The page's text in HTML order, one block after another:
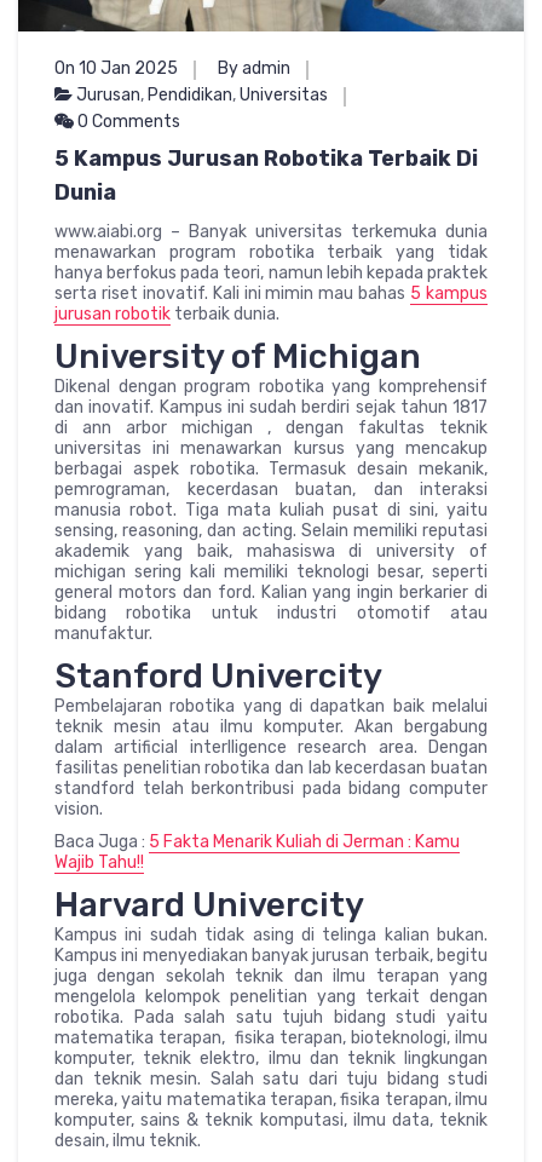
On 10 Jan 2025
By admin
Jurusan, Pendidikan,Universitas
0 Comments
5 Kampus Jurusan Robotika Terbaik Di
Dunia
www.aiabi.org – Banyak universitas terkemuka dunia
menawarkan program robotika terbaik yang tidak
hanya berfokus pada teori, namun lebih kepada praktek
serta riset inovatif. Kali ini mimin mau bahas 5 kampus
jurusan robotik terbaik dunia.
University of Michigan
Dikenal dengan program robotika yang komprehensif
dan inovatif. Kampus ini sudah berdiri sejak tahun 1817
di ann arbor michigan , dengan fakultas teknik
universitas ini menawarkan kursus yang mencakup
berbagai aspek robotika. Termasuk desain mekanik,
pemrograman, kecerdasan buatan, dan interaksi
manusia robot. Tiga mata kuliah pusat di sini, yaitu
sensing, reasoning, dan acting. Selain memiliki reputasi
akademik yang baik, mahasiswa di university of
michigan sering kali memiliki teknologi besar, seperti
general motors dan ford. Kalian yang ingin berkarier di
bidang robotika untuk industri otomotif atau
manufaktur.
Stanford Univercity
Pembelajaran robotika yang di dapatkan baik melalui
teknik mesin atau ilmu komputer. Akan bergabung
dalam artificial interlligence research area. Dengan
fasilitas penelitian robotika dan lab kecerdasan buatan
standford telah berkontribusi pada bidang computer
vision.
Baca Juga : 5 Fakta Menarik Kuliah di Jerman : Kamu
Wajib Tahu!!
Harvard Univercity
Kampus ini sudah tidak asing di telinga kalian bukan.
Kampus ini menyediakan banyak jurusan terbaik, begitu
juga dengan sekolah teknik dan ilmu terapan yang
mengelola kelompok penelitian yang terkait dengan
robotika. Pada salah satu tujuh bidang studi yaitu
matematika terapan, fisika terapan, bioteknologi, ilmu
komputer, teknik elektro, ilmu dan teknik lingkungan
dan teknik mesin. Salah satu dari tuju bidang studi
mereka, yaitu matematika terapan, fisika terapan, ilmu
komputer, sains & teknik komputasi, ilmu data, teknik
desain, ilmu teknik.